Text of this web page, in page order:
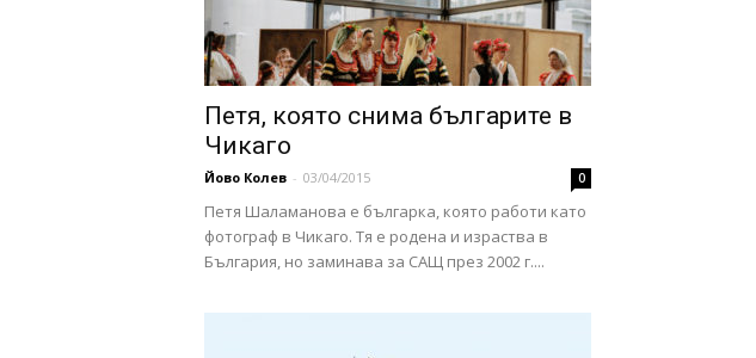
Петя, която снима българите в
Чикаго
Йово Колев - 03/04/2015 0
Петя Шаламанова е българка, която работи като
фотограф в Чикаго. Тя е родена и израства в
България, но заминава за САЩ през 2002 г....